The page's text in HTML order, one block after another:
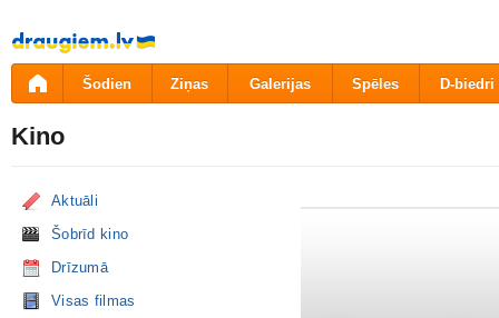
Pāriet
uz
saturu
Šodien Ziņas Galerijas Spēles D-biedri
Kino
Aktuāli
Šobrīd kino
Drīzumā
Visas filmas